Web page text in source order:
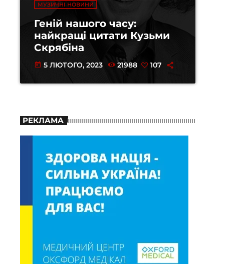
МУЗИЧНІ НОВИНИ
Геній нашого часу:
найкращі цитати Кузьми
Скрябіна
today 5 ЛЮТОГО, 2023 21988 107
РЕКЛАМА